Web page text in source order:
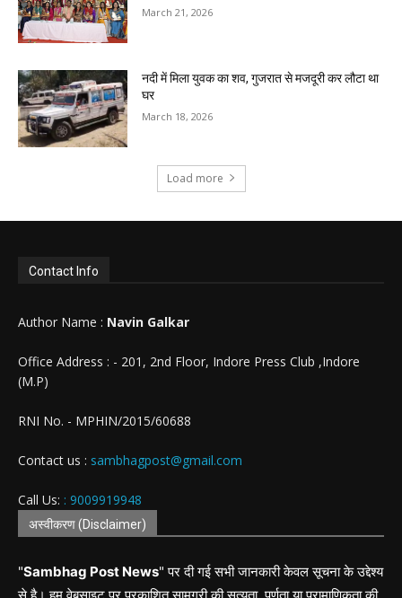
March 21, 2026
नदी में मिला युवक का शव, गुजरात से मजदूरी कर लौटा था
घर
March 18, 2026
Load more
Contact Info
Author Name : Navin Galkar
Office Address : - 201, 2nd Floor, Indore Press Club ,Indore
(M.P)
RNI No. - MPHIN/2015/60688
Contact us : sambhagpost@gmail.com
Call Us: : 9009919948
अस्वीकरण (Disclaimer)
"Sambhag Post News" पर दी गई सभी जानकारी केवल सूचना के उद्देश्य
से है। हम वेबसाइट पर प्रकाशित सामग्री की सत्यता, पूर्णता या प्रामाणिकता की